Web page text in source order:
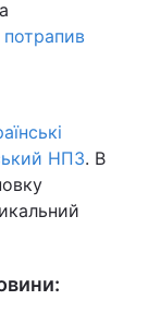
потрапив
НПЗ. В